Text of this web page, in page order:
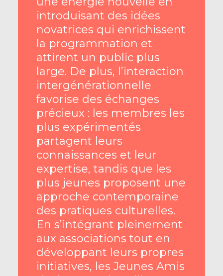
introduisant des idées
novatrices qui enrichissent
la programmation et
attirent un public plus
large. De plus, l’interaction
intergénérationnelle
favorise des échanges
précieux : les membres les
plus expérimentés
partagent leurs
connaissances et leur
expertise, tandis que les
plus jeunes proposent une
approche contemporaine
des pratiques culturelles.
En s’intégrant pleinement
aux associations tout en
développant leurs propres
initiatives, les Jeunes Amis